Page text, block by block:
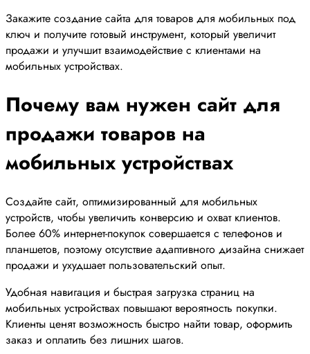
Закажите создание сайта для товаров для мобильных под
ключ и получите готовый инструмент, который увеличит
продажи и улучшит взаимодействие с клиентами на
мобильных устройствах.
Почему вам нужен сайт для
продажи товаров на
мобильных устройствах
Создайте сайт, оптимизированный для мобильных
устройств, чтобы увеличить конверсию и охват клиентов.
Более 60% интернет-покупок совершается с телефонов и
планшетов, поэтому отсутствие адаптивного дизайна снижает
продажи и ухудшает пользовательский опыт.
Удобная навигация и быстрая загрузка страниц на
мобильных устройствах повышают вероятность покупки.
Клиенты ценят возможность быстро найти товар, оформить
заказ и оплатить без лишних шагов.